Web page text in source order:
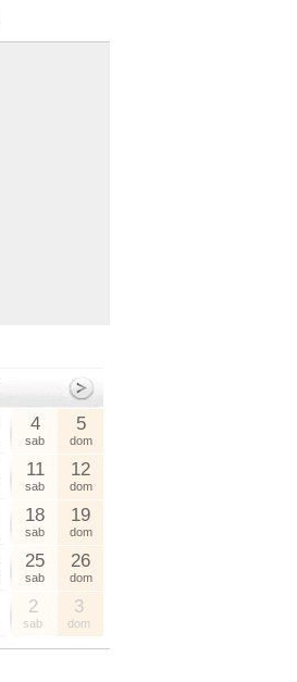
4
sab
5
dom
11
sab
12
dom
18
sab
19
dom
25
sab
26
dom
2
sab
3
dom